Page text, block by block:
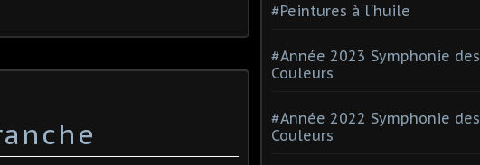
#Peintures à l'huile
#Année 2023 Symphonie des
Couleurs
#Année 2022 Symphonie des
Couleurs